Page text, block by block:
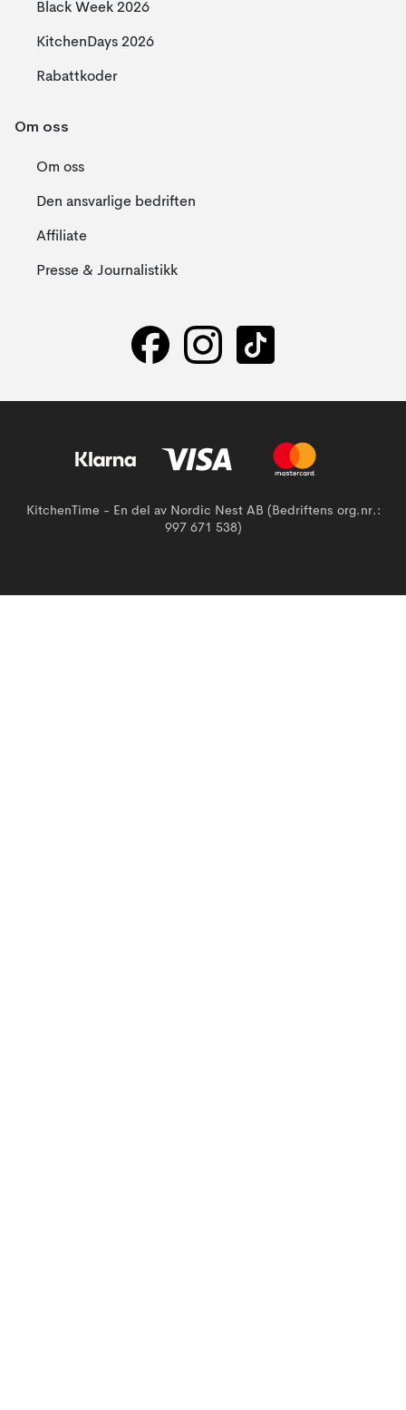
Black Week 2026
KitchenDays 2026
Rabattkoder
Om oss
Om oss
Den ansvarlige bedriften
Affiliate
Presse & Journalistikk
KitchenTime - En del av Nordic Nest AB (Bedriftens org.nr.:
997 671 538)